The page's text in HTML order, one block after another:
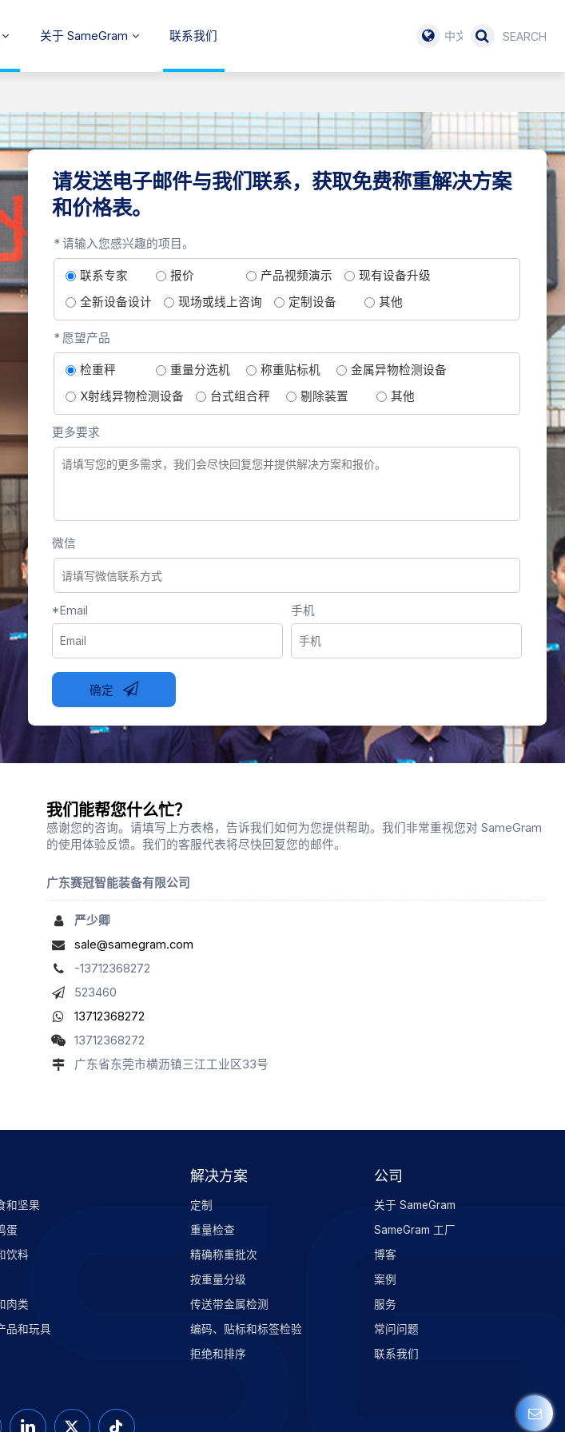
关于 SameGram 联系我们 中文
请发送电子邮件与我们联系，获取免费称重解决方案
和价格表。
请输入您感兴趣的项目。
联系专家 报价 产品视频演示
现有设备升级
全新设备设计
现场或线上咨询 定制设备 其他
愿望产品
检重秤 重量分选机 称重贴标机
金属异物检测设备
X射线异物检测设备
台式组合秤 剔除装置 其他
更多要求
微信
*Email 手机
确定
我们能帮您什么忙？
感谢您的咨询。请填写上方表格，告诉我们如何为您提供帮助。我们非常重视您对 SameGram
的使用体验反馈。我们的客服代表将尽快回复您的邮件。
广东赛冠智能装备有限公司
严少卿
sale@samegram.com
-13712368272
523460
13712368272
13712368272
广东省东莞市横沥镇三江工业区33号
和坚果
蛋
饮料
肉类
品和玩具
解决方案
定制
重量检查
精确称重批次
按重量分级
传送带金属检测
编码、贴标和标签检验
拒绝和排序
公司
关于 SameGram
SameGram 工厂
博客
案例
服务
常问问题
联系我们